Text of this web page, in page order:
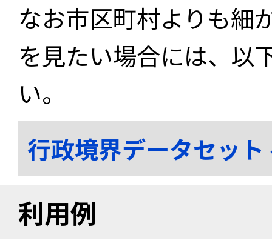
なお市区町村よりも細
を見たい場合には、以
い。
行政境界データセッ
利用例